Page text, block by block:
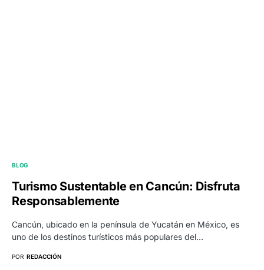
BLOG
Turismo Sustentable en Cancún: Disfruta
Responsablemente
Cancún, ubicado en la península de Yucatán en México, es
uno de los destinos turísticos más populares del…
POR REDACCIÓN